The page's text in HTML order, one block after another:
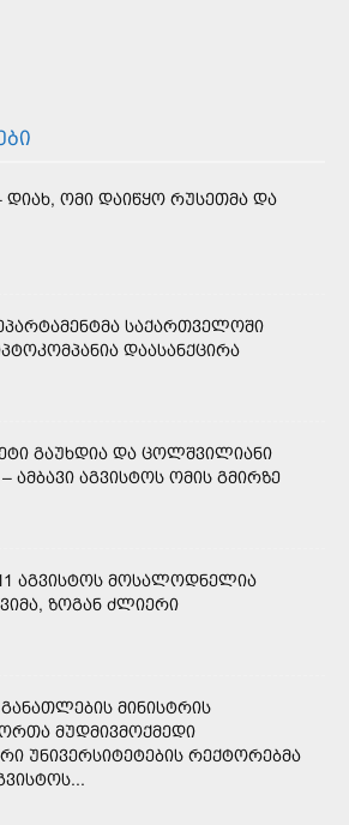
ᲓᲘᲐᲮ, ᲝᲛᲘ ᲓᲐᲘᲬᲧᲝ ᲠᲣᲡᲔᲗᲛᲐ ᲓᲐ
ᲡᲐᲥᲐᲠᲗᲕᲔᲚᲝᲨᲘ
ᲓᲐᲐᲡᲐᲜᲥᲪᲘᲠᲐ
ᲒᲐᲣᲮᲓᲘᲐ ᲓᲐ ᲪᲝᲚᲨᲕᲘᲚᲘᲐᲜᲘ
– ᲐᲛᲑᲐᲕᲘ ᲐᲒᲕᲘᲡᲢᲝᲡ ᲝᲛᲘᲡ ᲒᲛᲘᲠᲖᲔ
ᲐᲒᲕᲘᲡᲢᲝᲡ ᲛᲝᲡᲐᲚᲝᲓᲜᲔᲚᲘᲐ
ᲖᲝᲒᲐᲜ ᲫᲚᲘᲔᲠᲘ
ᲛᲘᲜᲘᲡᲢᲠᲘᲡ
ᲛᲣᲓᲛᲘᲕᲛᲝᲥᲛᲔᲓᲘ
ᲣᲜᲘᲕᲔᲠᲡᲘᲢᲔᲢᲔᲑᲘᲡ ᲠᲔᲥᲢᲝᲠᲔᲑᲛᲐ